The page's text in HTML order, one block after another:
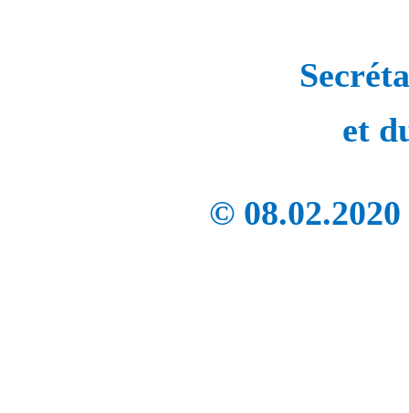
et
© 08.02.2020